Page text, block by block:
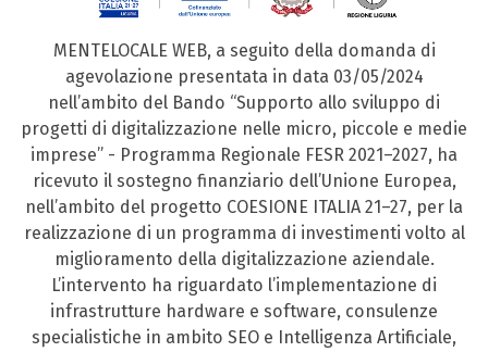
MENTELOCALE WEB, a seguito della domanda di
agevolazione presentata in data 03/05/2024
nell’ambito del Bando “Supporto allo sviluppo di
progetti di digitalizzazione nelle micro, piccole e medie
imprese” - Programma Regionale FESR 2021–2027, ha
ricevuto il sostegno finanziario dell’Unione Europea,
nell’ambito del progetto COESIONE ITALIA 21–27, per la
realizzazione di un programma di investimenti volto al
miglioramento della digitalizzazione aziendale.
L’intervento ha riguardato l’implementazione di
infrastrutture hardware e software, consulenze
specialistiche in ambito SEO e Intelligenza Artificiale,